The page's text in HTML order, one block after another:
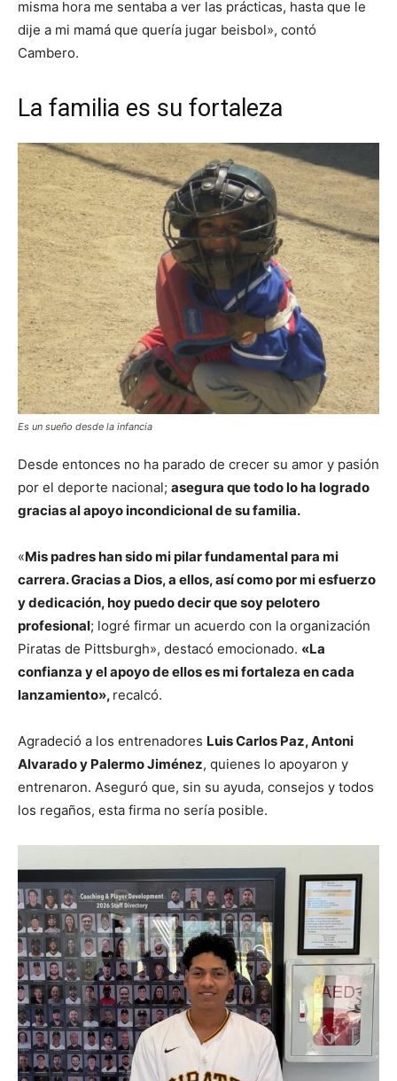
misma hora me sentaba a ver las prácticas, hasta que le
dije a mi mamá que quería jugar beisbol», contó
Cambero.
La familia es su fortaleza
Es un sueño desde la infancia
Desde entonces no ha parado de crecer su amor y pasión
por el deporte nacional; asegura que todo lo ha logrado
gracias al apoyo incondicional de su familia.
«Mis padres han sido mi pilar fundamental para mi
carrera. Gracias a Dios, a ellos, así como por mi esfuerzo
y dedicación, hoy puedo decir que soy pelotero
profesional; logré firmar un acuerdo con la organización
Piratas de Pittsburgh», destacó emocionado. «La
confianza y el apoyo de ellos es mi fortaleza en cada
lanzamiento», recalcó.
Agradeció a los entrenadores Luis Carlos Paz, Antoni
Alvarado y Palermo Jiménez, quienes lo apoyaron y
entrenaron. Aseguró que, sin su ayuda, consejos y todos
los regaños, esta firma no sería posible.